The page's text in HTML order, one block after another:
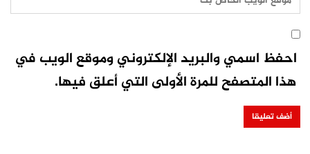
احفظ اسمي والبريد الإلكتروني وموقع الويب في
هذا المتصفح للمرة الأولى التي أعلق فيها.